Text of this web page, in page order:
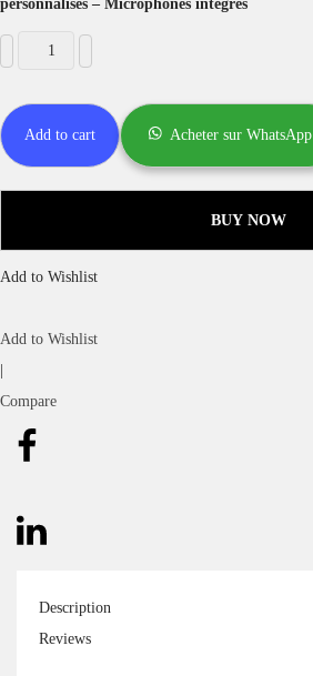
personnalisés – Microphones intégrés
Add to cart Acheter sur WhatsApp
BUY NOW
Add to Wishlist
Add to Wishlist
Compare
Description
Reviews